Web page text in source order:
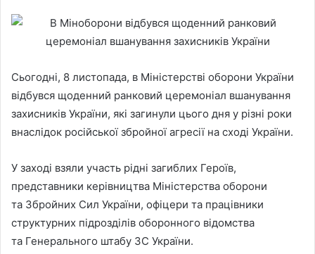
Сьогодні, 8 листопада, в Міністерстві оборони України
відбувся щоденний ранковий церемоніал вшанування
захисників України, які загинули цього дня у різні роки
внаслідок російської збройної агресії на сході України.
У заході взяли участь рідні загиблих Героїв,
представники керівництва Міністерства оборони
та Збройних Сил України, офіцери та працівники
структурних підрозділів оборонного відомства
та Генерального штабу ЗС України.